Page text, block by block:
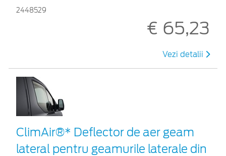
2448529
€ 65,23
Vezi detalii
ClimAir®* Deflector de aer geam
lateral pentru geamurile laterale din